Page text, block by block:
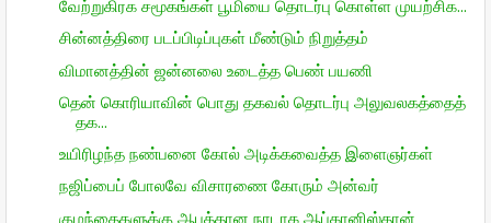
வேற்றுகிரக சமூகங்கள் பூமியை தொடர்பு கொள்ள முயற்சிக...
சின்னத்திரை படப்பிடிப்புகள் மீண்டும் நிறுத்தம்
விமானத்தின் ஜன்னலை உடைத்த பெண் பயணி
தென் கொரியாவின் பொது தகவல் தொடர்பு அலுவலகத்தைத்
தக...
உயிரிழந்த நண்பனை கோல் அடிக்கவைத்த இளைஞர்கள்
நஜிப்பைப் போலவே விசாரணை கோரும் அன்வர்
குழந்தைகளுக்கு ஆபத்தான நாடாக ஆப்கானிஸ்தான்